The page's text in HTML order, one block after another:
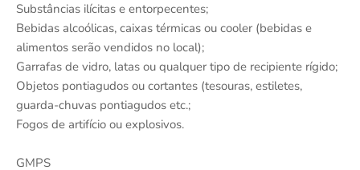
Substâncias ilícitas e entorpecentes;
Bebidas alcoólicas, caixas térmicas ou cooler (bebidas e
alimentos serão vendidos no local);
Garrafas de vidro, latas ou qualquer tipo de recipiente rígido;
Objetos pontiagudos ou cortantes (tesouras, estiletes,
guarda-chuvas pontiagudos etc.;
Fogos de artifício ou explosivos.
GMPS